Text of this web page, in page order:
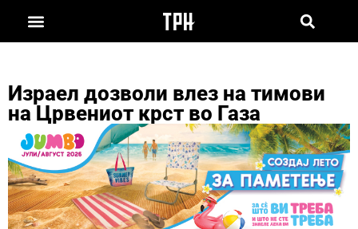
Израел дозволи влез на тимови
на Црвениот крст во Газа